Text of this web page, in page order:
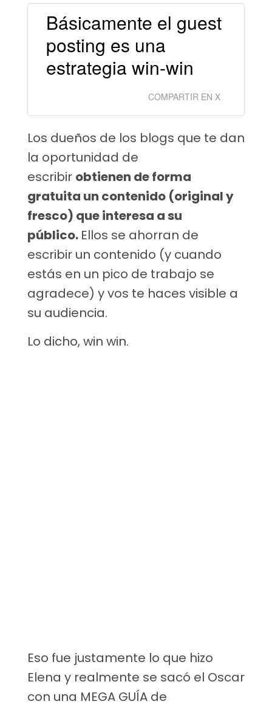
Básicamente el guest
posting es una
estrategia win-win
COMPARTIR EN X
Los dueños de los blogs que te dan
la oportunidad de
escribir obtienen de forma
gratuita un contenido (original y
fresco) que interesa a su
público. Ellos se ahorran de
escribir un contenido (y cuando
estás en un pico de trabajo se
agradece) y vos te haces visible a
su audiencia.
Lo dicho, win win.
Eso fue justamente lo que hizo
Elena y realmente se sacó el Oscar
con una MEGA GUÍA de